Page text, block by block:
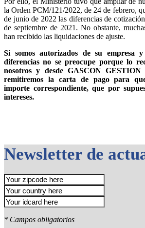
la Orden PCM/121/2022, de 24 de febrero,
de junio de 2022 las diferencias de
de septiembre de 2021. No obstante,
han recibido las liquidaciones de ajuste.
Si somos autorizados de su empresa
diferencias no se preocupe porque lo
nosotros y desde GASCON
remitiremos la carta de pago para
importe correspondiente, que por
intereses.
Newsletter de
* Campos obligatorios